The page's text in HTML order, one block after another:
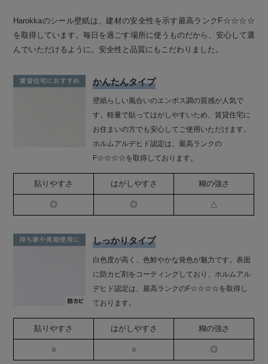
Harokkaのシール壁紙は、建材の安全性を示す最高ランクF☆☆☆☆
を取得しています。毎日を過ごす場所に使うものだから、安心して選
んでいただけるように。安全性と品質にもこだわりました。
かんたんタイプ
壁紙らしい風合いのエンボス調の質感が人気で
す。軽量で貼ってはがしやすいため、賃貸住宅に
お住まいの方でも安心してご使用いただけます。
ホルムアルデヒド認定は、最高ランクの
F☆☆☆☆を取得しております。
貼りやすさ はがしやすさ 糊の強さ
◎ ◎ △
しっかりタイプ
白色度が高く、色鮮やかな発色が魅力です。表面
に防カビ剤をコーティングしており、ホルムアル
デヒド認定は、最高ランクのF☆☆☆☆を取得し
ております。
貼りやすさ はがしやすさ 糊の強さ
○ ○ ◎